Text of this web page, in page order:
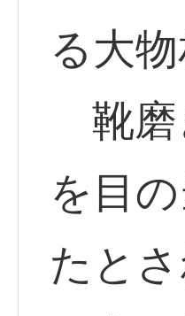
る大
靴磨
を目
たとさ